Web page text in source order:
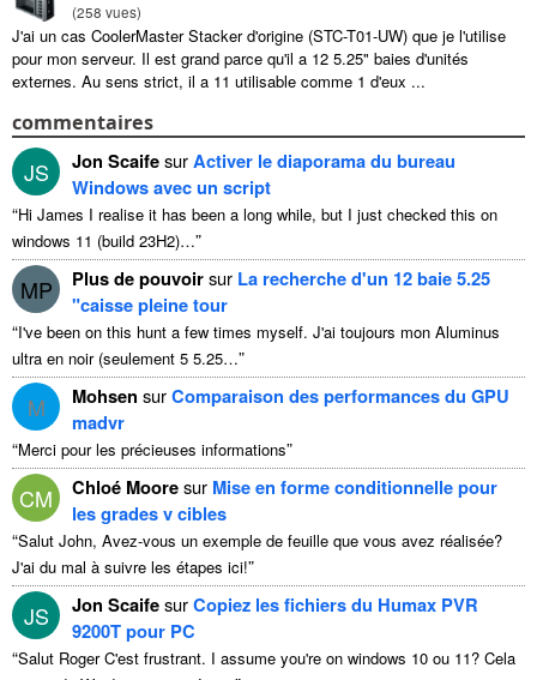
(258 vues)
J'ai un cas CoolerMaster Stacker d'origine (STC-T01-UW) que je l'utilise
pour mon serveur. Il est grand parce qu'il a 12 5.25" baies d'unités
externes. Au sens strict, il a 11 utilisable comme 1 d'eux ...
commentaires
JS Jon ScaifesurActiver le diaporama du bureau
Windows avec un script
“Hi James I realise it has been a long while, but I just checked this on
windows 11 (build 23H2)…”
MP Plus de pouvoirsur La recherche d'un 12 baie 5.25
"caisse pleine tour
“I've been on this hunt a few times myself. J'ai toujours mon Aluminus
ultra en noir (seulement 5 5.25…”
M Mohsen surComparaison des performances du GPU
madvr
“Merci pour les précieuses informations”
CM Chloé Mooresur Mise en forme conditionnelle pour
les grades v cibles
“Salut John, Avez-vous un exemple de feuille que vous avez réalisée?
J'ai du mal à suivre les étapes ici!”
JS Jon ScaifesurCopiez les fichiers du Humax PVR
9200T pour PC
“Salut Roger C'est frustrant. I assume you're on windows 10 ou 11? Cela